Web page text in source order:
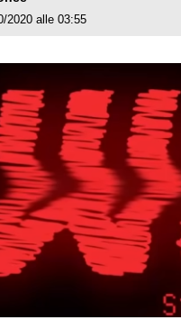
2020 alle 03:55